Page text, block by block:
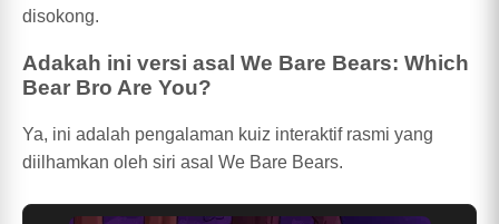
disokong.
Adakah ini versi asal We Bare Bears: Which
Bear Bro Are You?
Ya, ini adalah pengalaman kuiz interaktif rasmi yang
diilhamkan oleh siri asal We Bare Bears.